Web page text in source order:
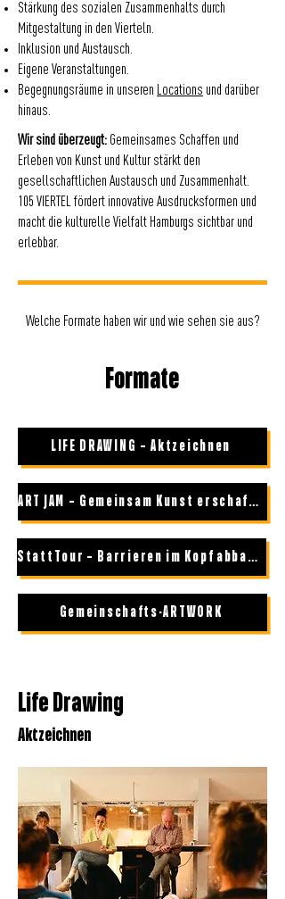
Stärkung des sozialen Zusammenhalts durch
Mitgestaltung in den Vierteln.
Inklusion und Austausch.
Eigene Veranstaltungen.
Begegnungsräume in unseren Locations und darüber
hinaus.
Wir sind überzeugt: Gemeinsames Schaffen und
Erleben von Kunst und Kultur stärkt den
gesellschaftlichen Austausch und Zusammenhalt.
105 VIERTEL fördert innovative Ausdrucksformen und
macht die kulturelle Vielfalt Hamburgs sichtbar und
erlebbar.
Welche Formate haben wir und wie sehen sie aus?
Formate
LIFE DRAWING – Aktzeichnen
ART JAM – Gemeinsam Kunst erschaffen
StattTour – Barrieren im Kopf abbauen
Gemeinschafts-ARTWORK
Life Drawing
Aktzeichnen